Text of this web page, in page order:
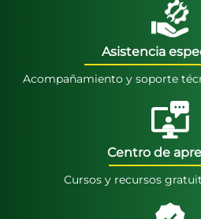
Asistencia
Acompañamiento y soporte
Centro de
Cursos y recursos